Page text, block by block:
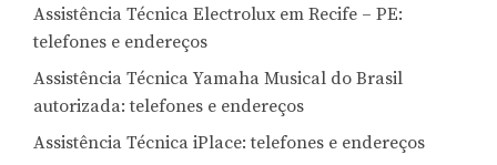
Assistência Técnica Electrolux em Recife – PE:
telefones e endereços
Assistência Técnica Yamaha Musical do Brasil
autorizada: telefones e endereços
Assistência Técnica iPlace: telefones e endereços